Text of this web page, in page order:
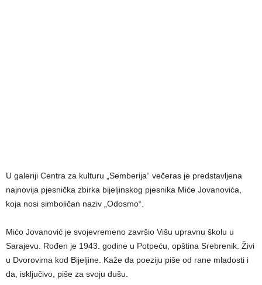
U galeriji Centra za kulturu „Semberija“ večeras je predstavljena
najnovija pjesnička zbirka bijeljinskog pjesnika Miće Jovanovića,
koja nosi simboličan naziv „Odosmo“.
Mićo Jovanović je svojevremeno završio Višu upravnu školu u
Sarajevu. Rođen je 1943. godine u Potpeću, opština Srebrenik. Živi
u Dvorovima kod Bijeljine. Kaže da poeziju piše od rane mladosti i
da, isključivo, piše za svoju dušu.